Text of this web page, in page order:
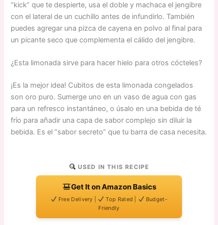
“kick” que te despierte, usa el doble y machaca el jengibre
con el lateral de un cuchillo antes de infundirlo. También
puedes agregar una pizca de cayena en polvo al final para
un picante seco que complementa el cálido del jengibre.
¿Esta limonada sirve para hacer hielo para otros cócteles?
¡Es la mejor idea! Cubitos de esta limonada congelados
son oro puro. Sumerge uno en un vaso de agua con gas
para un refresco instantáneo, o úsalo en una bebida de té
frío para añadir una capa de sabor complejo sin diluir la
bebida. Es el “sabor secreto” que tu barra de casa necesita.
USED IN THIS RECIPE
Get It on Amazon Basics
Free Delivery | Top Rated |
Budget-
Friendly